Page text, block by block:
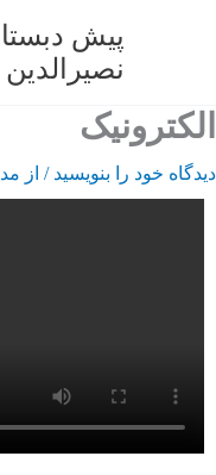
پیش
الکترونیک
دیدگاه‌ خود را بنویسید / از